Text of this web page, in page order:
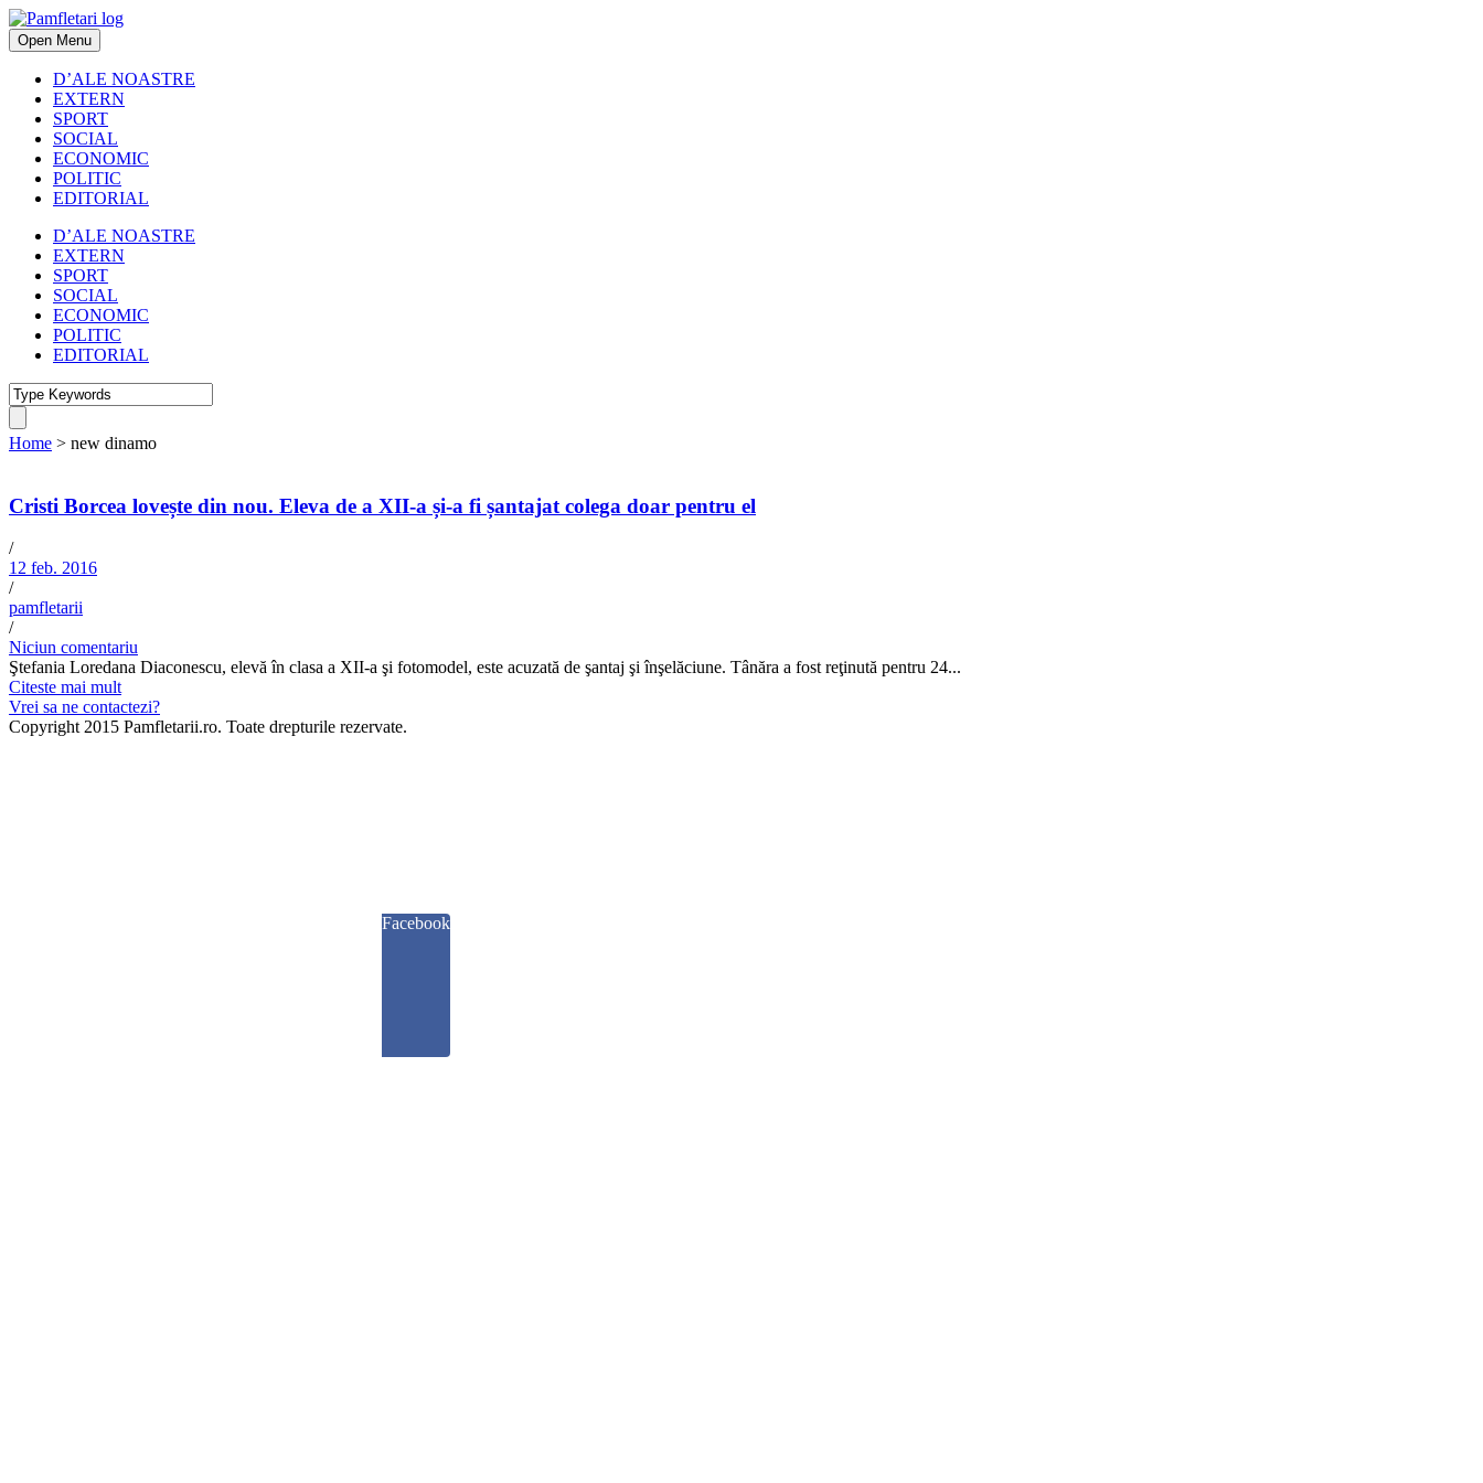
Open Menu
D’ALE NOASTRE
EXTERN
SPORT
SOCIAL
ECONOMIC
POLITIC
EDITORIAL
D’ALE NOASTRE
EXTERN
SPORT
SOCIAL
ECONOMIC
POLITIC
EDITORIAL
Home > new dinamo
Cristi Borcea lovește din nou. Eleva de a XII-a și-a fi șantajat colega doar pentru el
/
12 feb. 2016
/
pamfletarii
/
Niciun comentariu
Ştefania Loredana Diaconescu, elevă în clasa a XII-a şi fotomodel, este acuzată de şantaj şi înşelăciune. Tânăra a fost reţinută pentru 24...
Citeste mai mult
Vrei sa ne contactezi?
Copyright 2015 Pamfletarii.ro. Toate drepturile rezervate.
Facebook